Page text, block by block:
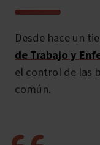
Desde hace un
de Trabajo y
el control de las
común.